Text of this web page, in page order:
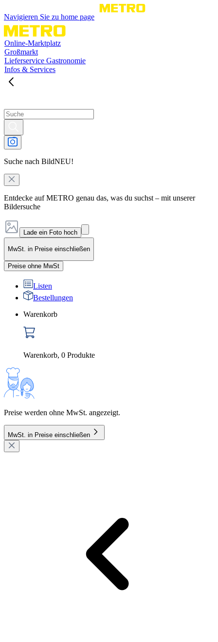
Navigieren Sie zu home page
Online-Marktplatz
Großmarkt
Lieferservice Gastronomie
Infos & Services
Suche nach BildNEU!
Entdecke auf METRO genau das, was du suchst – mit unserer
Bildersuche
Lade ein Foto hoch
MwSt. in Preise einschließen
Preise ohne MwSt
Listen
Bestellungen
Warenkorb
Warenkorb, 0 Produkte
Preise werden ohne MwSt. angezeigt.
MwSt. in Preise einschließen